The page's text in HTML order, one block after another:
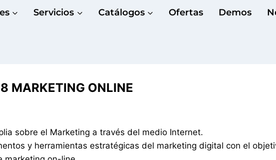
Servicios Catálogos Ofertas Demos
MARKETING ONLINE
sobre el Marketing a través del medio Internet.
y herramientas estratégicas del marketing digital con el